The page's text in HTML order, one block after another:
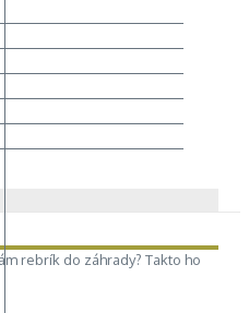
rebrík do záhrady? Takto ho